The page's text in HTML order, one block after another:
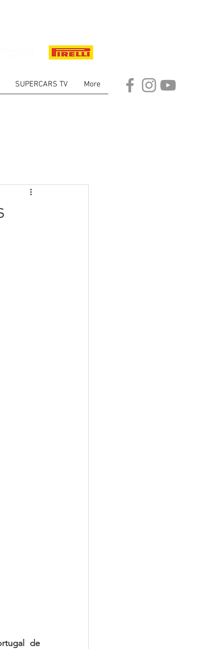
SUPERCARS TV More
de